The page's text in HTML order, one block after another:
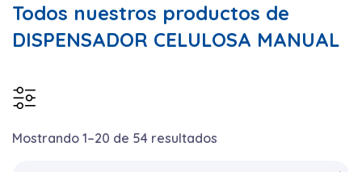
Todos nuestros productos de
DISPENSADOR CELULOSA MANUAL
precio
Mostrando 1–20 de 54 resultados